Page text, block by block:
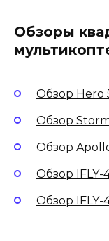
Обзоры
Обзор Hero
Обзор
Обзор
Обзор IFLY-
Обзор IFLY-